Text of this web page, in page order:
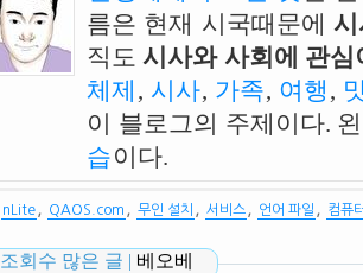
름은 현재 시국때문에
직도 시사와 사회에 관
체제 , 시사, 가족, 여행 ,
이 블로그의 주제이다.
습이다.
nLite QAOS.com 무인 설치 서비스 언어 파일 컴퓨
조회수 많은 글 | 베오베